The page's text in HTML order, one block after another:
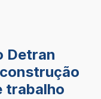
Detran
trabalho